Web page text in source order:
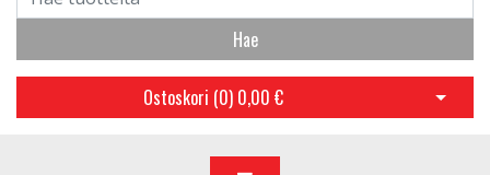
Hae
Ostoskori (0) 0,00 € Avaa